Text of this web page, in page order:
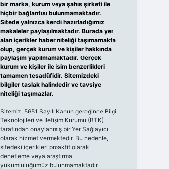
bir marka, kurum veya şahıs şirketi ile
hiçbir bağlantısı bulunmamaktadır.
Sitede yalnızca kendi hazırladığımız
makaleler paylaşılmaktadır. Burada yer
alan içerikler haber niteliği taşımamakta
olup, gerçek kurum ve kişiler hakkında
paylaşım yapılmamaktadır. Gerçek
kurum ve kişiler ile isim benzerlikleri
tamamen tesadüfidir. Sitemizdeki
bilgiler taslak halindedir ve tavsiye
niteliği taşımazlar.
Sitemiz, 5651 Sayılı Kanun gereğince Bilgi
Teknolojileri ve İletişim Kurumu (BTK)
tarafından onaylanmış bir Yer Sağlayıcı
olarak hizmet vermektedir. Bu nedenle,
sitedeki içerikleri proaktif olarak
denetleme veya araştırma
yükümlülüğümüz bulunmamaktadır.